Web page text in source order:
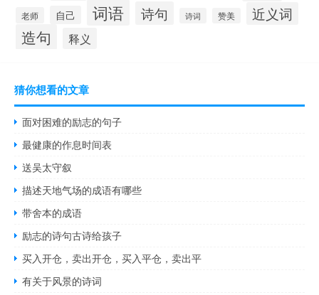
老师 自己 词语 诗句 诗词 赞美 近义词
造句 释义
猜你想看的文章
面对困难的励志的句子
最健康的作息时间表
送吴太守叙
描述天地气场的成语有哪些
带舍本的成语
励志的诗句古诗给孩子
买入开仓，卖出开仓，买入平仓，卖出平
有关于风景的诗词